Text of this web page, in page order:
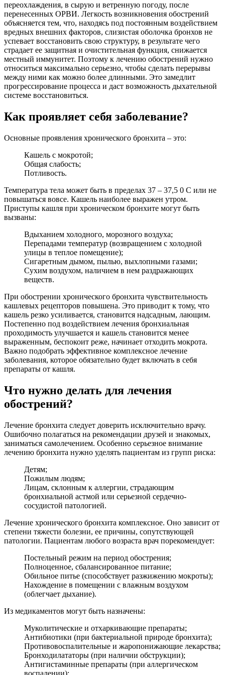
переохлаждения, в сырую и ветренную погоду, после
перенесенных ОРВИ. Легкость возникновения обострений
объясняется тем, что, находясь под постоянным воздействием
вредных внешних факторов, слизистая оболочка бронхов не
успевает восстановить свою структуру, в результате чего
страдает ее защитная и очистительная функция, снижается
местный иммунитет. Поэтому к лечению обострений нужно
относиться максимально серьезно, чтобы сделать перерывы
между ними как можно более длинными. Это замедлит
прогрессирование процесса и даст возможность дыхательной
системе восстановиться.
Как проявляет себя заболевание?
Основные проявления хронического бронхита – это:
Кашель с мокротой;
Общая слабость;
Потливость.
Температура тела может быть в пределах 37 – 37,5 0 С или не
повышаться вовсе. Кашель наиболее выражен утром.
Приступы кашля при хроническом бронхите могут быть
вызваны:
Вдыханием холодного, морозного воздуха;
Перепадами температур (возвращением с холодной
улицы в теплое помещение);
Сигаретным дымом, пылью, выхлопными газами;
Сухим воздухом, наличием в нем раздражающих
веществ.
При обострении хронического бронхита чувствительность
кашлевых рецепторов повышена. Это приводит к тому, что
кашель резко усиливается, становится надсадным, лающим.
Постепенно под воздействием лечения бронхиальная
проходимость улучшается и кашель становится менее
выраженным, беспокоит реже, начинает отходить мокрота.
Важно подобрать эффективное комплексное лечение
заболевания, которое обязательно будет включать в себя
препараты от кашля.
Что нужно делать для лечения
обострений?
Лечение бронхита следует доверить исключительно врачу.
Ошибочно полагаться на рекомендации друзей и знакомых,
заниматься самолечением. Особенно серьезное внимание
лечению бронхита нужно уделять пациентам из групп риска:
Детям;
Пожилым людям;
Лицам, склонным к аллергии, страдающим
бронхиальной астмой или серьезной сердечно-
сосудистой патологией.
Лечение хронического бронхита комплексное. Оно зависит от
степени тяжести болезни, ее причины, сопутствующей
патологии. Пациентам любого возраста врач порекомендует:
Постельный режим на период обострения;
Полноценное, сбалансированное питание;
Обильное питье (способствует разжижению мокроты);
Нахождение в помещении с влажным воздухом
(облегчает дыхание).
Из медикаментов могут быть назначены:
Муколитические и отхаркивающие препараты;
Антибиотики (при бактериальной природе бронхита);
Противовоспалительные и жаропонижающие лекарства;
Бронходилататоры (при наличии обструкции);
Антигистаминные препараты (при аллергическом
воспалении);